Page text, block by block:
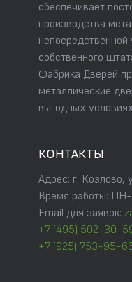
обеспечивает
производства
непосредственной
собственного
Фабрика Дверей
металлические
выгодных
КОНТАКТЫ
Адрес: г. Козлово,
Время работы:
Email для заявок:
+7 (495) 502-30-
+7 (925) 753-95-